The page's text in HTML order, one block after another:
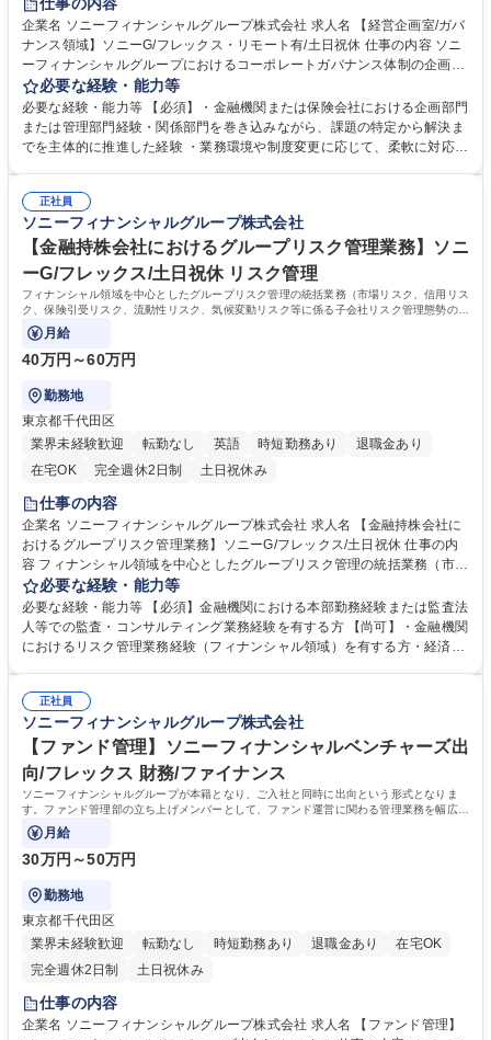
企業名 ソニーフィナンシャルグループ株式会社 求人名 【経営企画室/ガバ
ナンス領域】ソニーG/フレックス・リモート有/土日祝休 仕事の内容 ソニ
ーフィナンシャルグループにおけるコーポレートガバナンス体制の企画・
高度化・運営全般を担っていただきます。法制度や規制環境の変化を踏ま
えたガバナンス態勢の設計・見直しを主導するとともに、法制度や 規制環
境の変化を踏まえたガバナンス態勢の設計・見直しを主導するとともに、
取締役会・各種委員会等の重要会議体事務局と密接に連携し、実効性の高
必要な経験・能力等
必要な経験・能力等 【必須】・金融機関または保険会社における企画部門
または管理部門経験・関係部門を巻き込みながら、課題の特定から解決ま
でを主体的に推進した経験 ・業務環境や制度変更に応じて、柔軟に対応し
またはそれに準ずる業務経験・規程整備、開示対応、当局対応等の実務経
験・部門横断プロジェクトの推進経験 学歴・資格 学歴：大学院 大学 語学
力：英語 資格：
正社員
ソニーフィナンシャルグループ株式会社
【金融持株会社におけるグループリスク管理業務】ソニ
ーG/フレックス/土日祝休 リスク管理
フィナンシャル領域を中心としたグループリスク管理の統括業務（市場リスク、信用リス
ク、保険引受リスク、流動性リスク、気候変動リスク等に係る子会社リスク管理態勢のモ
ニタリング、経営報告、グループ連結ESR
月給
40万円～60万円
勤務地
東京都千代田区
業界未経験歓迎
転勤なし 英語 時短勤務あり
退職金あり
在宅OK
完全週休2日制 土日祝休み
仕事の内容
企業名 ソニーフィナンシャルグループ株式会社 求人名 【金融持株会社に
おけるグループリスク管理業務】ソニーG/フレックス/土日祝休 仕事の内
容 フィナンシャル領域を中心としたグループリスク管理の統括業務（市場
リスク、信用リスク、保険引受リスク、流動性リスク、気候変動リスク等
に係る子会社リスク管理態勢のモニタリング、経営報告、グループ連結E
SR の計測、グループの態勢整備など） ・保険持株会社としての保険規制
に係る対応（経済価値ベースのソルベンシー規制に係る検証業務、金融庁
庁との折衝対応、グループ態勢整備等）※入社後ご経験等に応じて、担当
業務は調整いたします。 募集職種 【金融持株会社におけるグループリス
ク管理業務】ソニーG/フレックス/土日祝休
必要な経験・能力等
必要な経験・能力等 【必須】金融機関における本部勤務経験または監査法
人等での監査・コンサルティング業務経験を有する方 【尚可】・金融機関
におけるリスク管理業務経験（フィナンシャル領域）を有する方・経済価
有する方 【求める人物像】・新規事業および新たな規制への対応等に柔軟
に取り組める方・社内外の関係者と協力しながら業務を進められる方 学
歴・資格 学歴：大学院 大学 語学力：英語 資格：
正社員
ソニーフィナンシャルグループ株式会社
【ファンド管理】ソニーフィナンシャルベンチャーズ出
向/フレックス 財務/ファイナンス
ソニーフィナンシャルグループが本籍となり、ご入社と同時に出向という形式となりま
す。ファンド管理部の立ち上げメンバーとして、ファンド運営に関わる管理業務を幅広く
担当いただきます。
月給
30万円～50万円
勤務地
東京都千代田区
業界未経験歓迎
転勤なし 時短勤務あり 退職金あり
在宅OK
完全週休2日制
土日祝休み
仕事の内容
企業名 ソニーフィナンシャルグループ株式会社 求人名 【ファンド管理】